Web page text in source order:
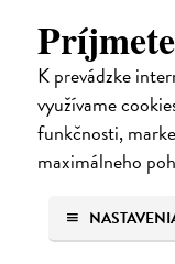
K prevádzke
využívame
funkčnosti,
maximálneho
Slová
Grupač Marián |
Prísny, takmer
naruší
Zasielame do 10